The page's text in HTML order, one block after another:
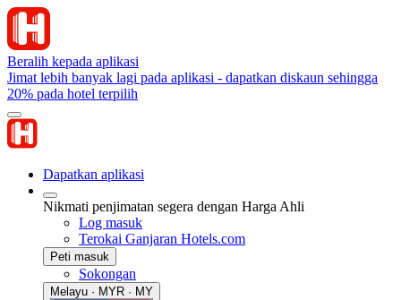
Beralih kepada aplikasi
Jimat lebih banyak lagi pada aplikasi - dapatkan diskaun sehingga
20% pada hotel terpilih
Dapatkan aplikasi
Nikmati penjimatan segera dengan Harga Ahli
Log masuk
Terokai Ganjaran Hotels.com
Peti masuk
Sokongan
Melayu · MYR · MY